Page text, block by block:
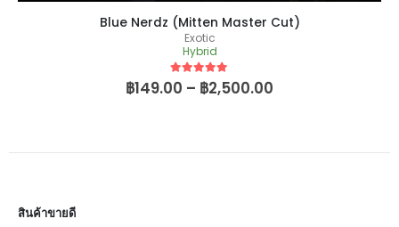
Blue Nerdz (Mitten Master Cut)
Exotic
Hybrid
5out of 5
฿149.00 – ฿2,500.00
สินค้าขายดี